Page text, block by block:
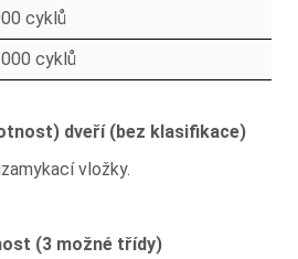
cyklů
cyklů
dveří (bez klasifikace)
vložky.
(3 možné třídy)